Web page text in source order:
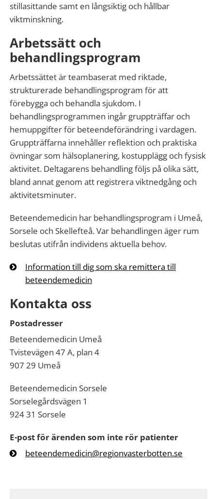
stillasittande samt en långsiktig och hållbar
viktminskning.
Arbetssätt och
behandlingsprogram
Arbetssättet är teambaserat med riktade,
strukturerade behandlingsprogram för att
förebygga och behandla sjukdom. I
behandlingsprogrammen ingår gruppträffar och
hemuppgifter för beteendeförändring i vardagen.
Gruppträffarna innehåller reflektion och praktiska
övningar som hälsoplanering, kostupplägg och fysisk
aktivitet. Deltagarens behandling följs på olika sätt,
bland annat genom att registrera viktnedgång och
aktivitetsminuter.
Beteendemedicin har behandlingsprogram i Umeå,
Sorsele och Skellefteå. Var behandlingen äger rum
beslutas utifrån individens aktuella behov.
Information till dig som ska remittera till
beteendemedicin
Kontakta oss
Postadresser
Beteendemedicin Umeå
Tvistevägen 47 A, plan 4
907 29 Umeå
Beteendemedicin Sorsele
Sorselegårdsvägen 1
924 31 Sorsele
E-postför ärenden som inte rör patienter
beteendemedicin@regionvasterbotten.se